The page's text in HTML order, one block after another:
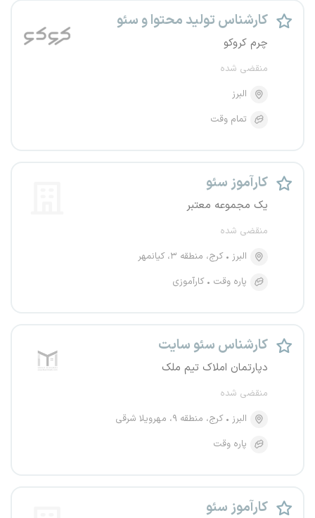
کارشناس تولید محتوا و سئو
چرم کروکو
منقضی شده
البرز
تمام وقت
کارآموز سئو
یک مجموعه معتبر
منقضی شده
البرز
کرج، منطقه ۳، کیانمهر
پاره وقت
کارآموزی
کارشناس سئو سایت
دپارتمان املاک تیم ملک
منقضی شده
البرز
کرج، منطقه ۹، مهرویلا شرقی
پاره وقت
کارآموز سئو